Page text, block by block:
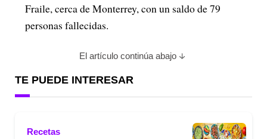
Fraile, cerca de Monterrey, con un saldo de 79
personas fallecidas.
El artículo continúa abajo
TE PUEDE INTERESAR
Recetas